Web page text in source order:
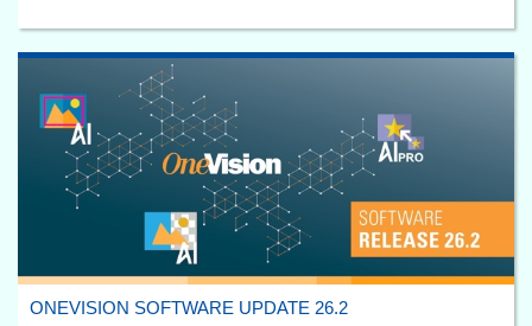
ONEVISION SOFTWARE UPDATE 26.2